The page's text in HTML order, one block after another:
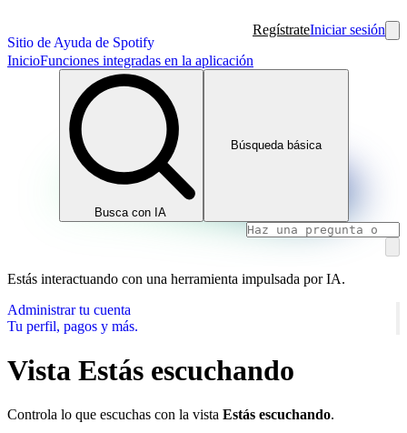
Sitio de Ayuda de Spotify
RegístrateIniciar sesión
InicioFunciones integradas en la aplicación
Busca con IA
Búsqueda básica
Estás interactuando con una herramienta impulsada por IA.
Administrar tu cuenta
Tu perfil, pagos y más.
Vista Estás escuchando
Controla lo que escuchas con la vista Estás escuchando.